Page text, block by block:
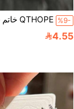
%9-
4.55